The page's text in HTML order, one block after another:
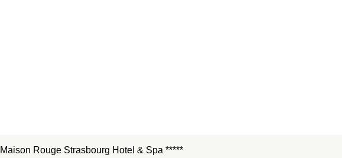
Maison Rouge Strasbourg Hotel & Spa *****